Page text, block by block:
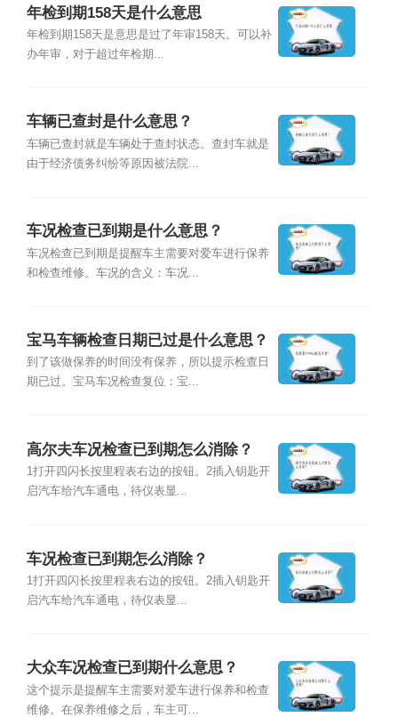
年检到期158天是什么意思
年检到期158天是意思是过了年审158天。可以补
办年审，对于超过年检期...
车辆已查封是什么意思？
车辆已查封就是车辆处于查封状态。查封车就是
由于经济债务纠纷等原因被法院...
车况检查已到期是什么意思？
车况检查已到期是提醒车主需要对爱车进行保养
和检查维修。车况的含义：车况...
宝马车辆检查日期已过是什么意思？
到了该做保养的时间没有保养，所以提示检查日
期已过。宝马车况检查复位：宝...
高尔夫车况检查已到期怎么消除？
1打开四闪长按里程表右边的按钮。2插入钥匙开
启汽车给汽车通电，待仪表显...
车况检查已到期怎么消除？
1打开四闪长按里程表右边的按钮。2插入钥匙开
启汽车给汽车通电，待仪表显...
大众车况检查已到期什么意思？
这个提示是提醒车主需要对爱车进行保养和检查
维修。在保养维修之后，车主可...